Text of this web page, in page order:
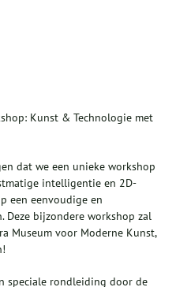
Kunst & Technologie met
dat we een unieke workshop
intelligentie en 2D-
een eenvoudige en
bijzondere workshop zal
Museum voor Moderne Kunst,
speciale rondleiding door de